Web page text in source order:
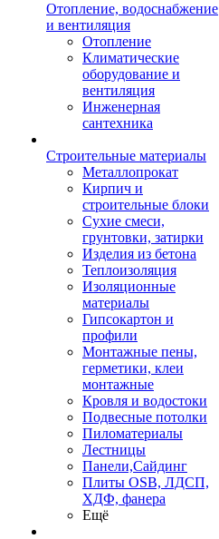
Отопление, водоснабжение
и вентиляция
Отопление
Климатические
оборудование и
вентиляция
Инженерная
сантехника
Строительные материалы
Металлопрокат
Кирпич и
строительные блоки
Сухие смеси,
грунтовки, затирки
Изделия из бетона
Теплоизоляция
Изоляционные
материалы
Гипсокартон и
профили
Монтажные пены,
герметики, клеи
монтажные
Кровля и водостоки
Подвесные потолки
Пиломатериалы
Лестницы
Панели,Сайдинг
Плиты OSB, ЛДСП,
ХДФ, фанера
Ещё